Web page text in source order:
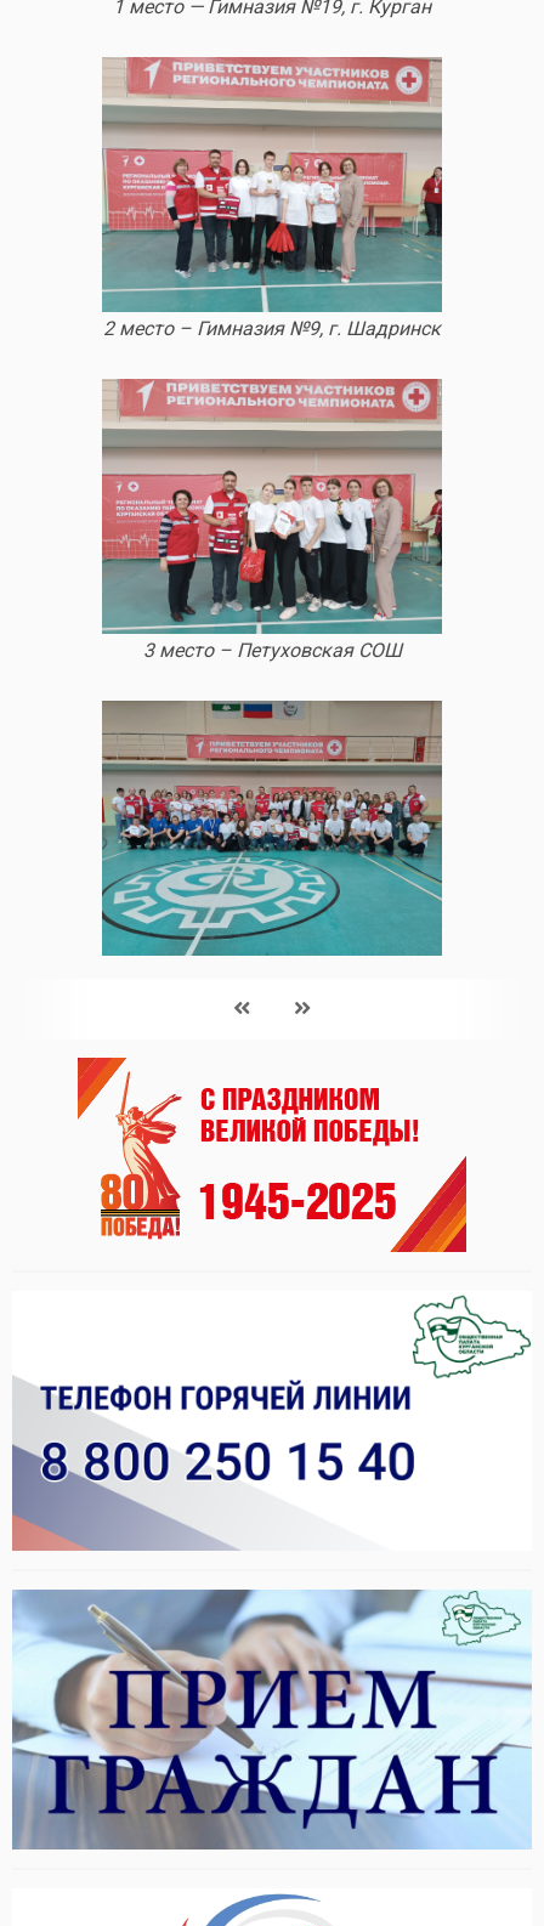
1 место — Гимназия №19, г. Курган
2 место – Гимназия №9, г. Шадринск
3 место – Петуховская СОШ